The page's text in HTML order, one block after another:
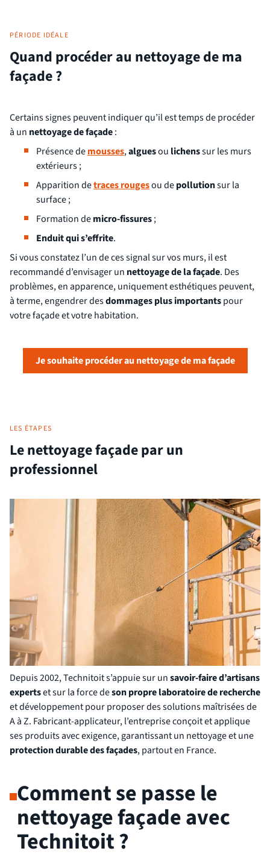
PÉRIODE IDÉALE
Quand procéder au nettoyage de ma
façade ?
Certains signes peuvent indiquer qu’il est temps de procéder
à un nettoyage de façade:
Présence demousses,alguesou lichenssur les murs
extérieurs ;
Apparition detraces rougesou depollutionsur la
surface ;
Formation demicro-fissures;
Enduit qui s’effrite.
Si vous constatez l’un de ces signal sur vos murs, il est
recommandé d’envisager un nettoyage de la façade. Des
problèmes, en apparence, uniquement esthétiques peuvent,
à terme, engendrer desdommages plus importantspour
votre façade et votre habitation.
Je souhaite procéder au nettoyage de ma façade
LES ÉTAPES
Le nettoyage façade par un
professionnel
Depuis 2002, Technitoit s’appuie sur unsavoir-faire d’artisans
expertset sur la force deson propre laboratoire de recherche
et développement pour proposer des solutions maîtrisées de
A à Z. Fabricant-applicateur, l’entreprise conçoit et applique
ses produits avec exigence, garantissant un nettoyage et une
protection durable des façades, partout en France.
Comment se passe le
nettoyage façade avec
Technitoit ?